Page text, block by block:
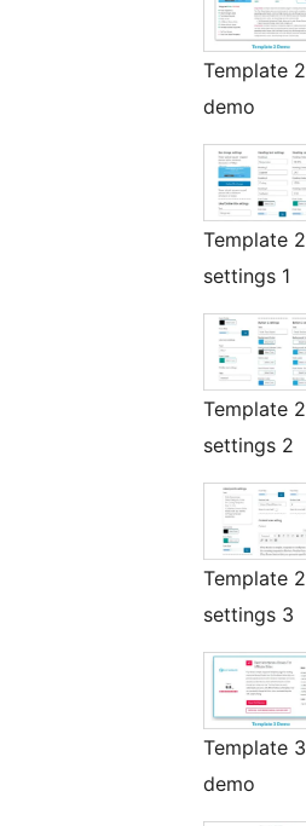
Template 2
demo
Template 2
settings 1
Template 2
settings 2
Template 2
settings 3
Template 3
demo